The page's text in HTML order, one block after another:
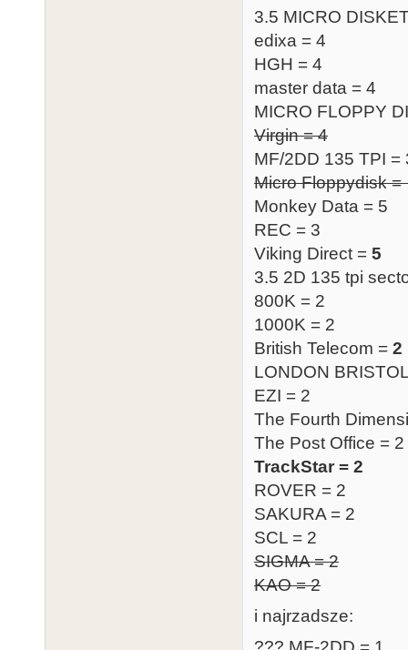
3.5 MICRO
edixa = 4
HGH = 4
master data = 4
MICRO FLOPPY
Virgin = 4
MF/2DD 135 TPI =
Micro Floppydisk
Monkey Data = 5
REC = 3
Viking Direct = 5
3.5 2D 135 tpi
800K = 2
1000K = 2
British Telecom = 2
LONDON
EZI = 2
The Fourth
The Post Office = 2
TrackStar = 2
ROVER = 2
SAKURA = 2
SCL = 2
SIGMA = 2
KAO = 2
i najrzadsze: